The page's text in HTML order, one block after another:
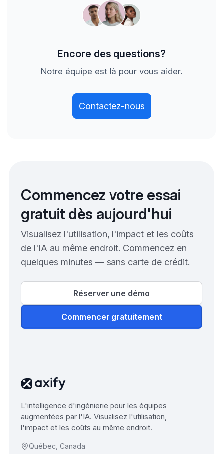
sondages du moral de l’équipe. Axify ne conserve
aucun code source.
Encore des questions?
Notre équipe est là pour vous aider.
Contactez-nous
Commencez votre essai
gratuit dès aujourd'hui
Visualisez l'utilisation, l'impact et les coûts
de l'IA au même endroit. Commencez en
quelques minutes — sans carte de crédit.
Réserver une démo
Commencer gratuitement
L'intelligence d'ingénierie pour les équipes
augmentées par l'IA. Visualisez l'utilisation,
l'impact et les coûts au même endroit.
Québec, Canada